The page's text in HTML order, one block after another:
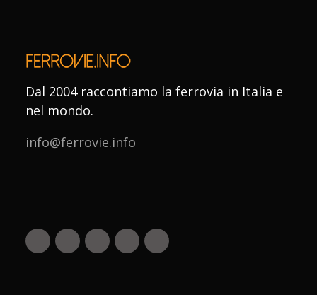
Dal 2004 raccontiamo la ferrovia in Italia e
nel mondo.
info@ferrovie.info